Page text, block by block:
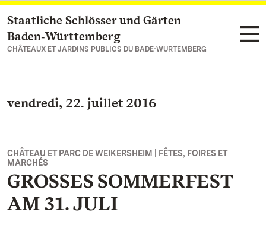
Vers la page d’accueil
Staatliche Schlösser und Gärten
Baden‑Württemberg
CHÂTEAUX ET JARDINS PUBLICS DU BADE-WURTEMBERG
vendredi, 22. juillet 2016
CHÂTEAU ET PARC DE WEIKERSHEIM | FÊTES, FOIRES ET
MARCHÉS
GROSSES SOMMERFEST
AM 31. JULI